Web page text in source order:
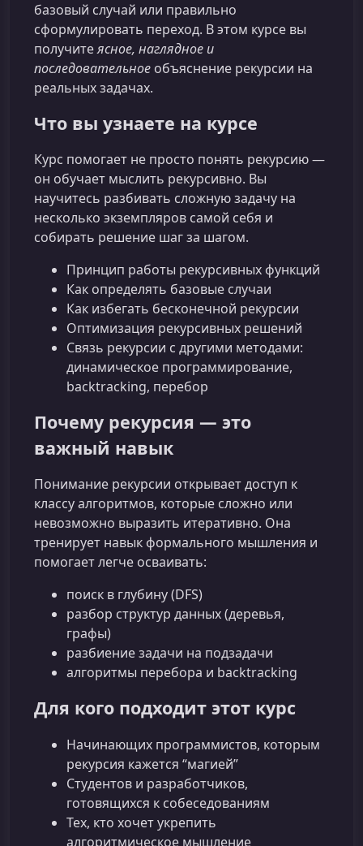
базовый случай или правильно
сформулировать переход. В этом курсе вы
получитеясное, наглядное и
последовательное объяснение рекурсии на
реальных задачах.
Что вы узнаете на курсе
Курс помогает не просто понять рекурсию —
он обучает мыслить рекурсивно. Вы
научитесь разбивать сложную задачу на
несколько экземпляров самой себя и
собирать решение шаг за шагом.
Принцип работы рекурсивных функций
Как определять базовые случаи
Как избегать бесконечной рекурсии
Оптимизация рекурсивных решений
Связь рекурсии с другими методами:
динамическое программирование,
backtracking, перебор
Почему рекурсия — это
важный навык
Понимание рекурсии открывает доступ к
классу алгоритмов, которые сложно или
невозможно выразить итеративно. Она
тренирует навык формального мышления и
помогает легче осваивать:
поиск в глубину (DFS)
разбор структур данных (деревья,
графы)
разбиение задачи на подзадачи
алгоритмы перебора и backtracking
Для кого подходит этот курс
Начинающих программистов, которым
рекурсия кажется “магией”
Студентов и разработчиков,
готовящихся к собеседованиям
Тех, кто хочет укрепить
алгоритмическое мышление